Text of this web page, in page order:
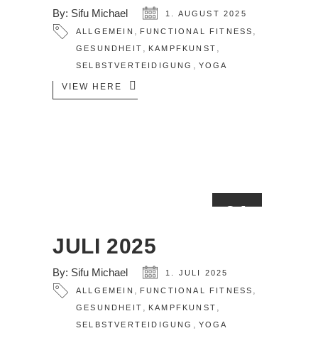
By: Sifu Michael 1. AUGUST 2025
ALLGEMEIN , FUNCTIONAL FITNESS ,
GESUNDHEIT , KAMPFKUNST ,
SELBSTVERTEIDIGUNG , YOGA
VIEW HERE
01
JULI 2025
By: Sifu Michael 1. JULI 2025
ALLGEMEIN , FUNCTIONAL FITNESS ,
GESUNDHEIT , KAMPFKUNST ,
SELBSTVERTEIDIGUNG , YOGA